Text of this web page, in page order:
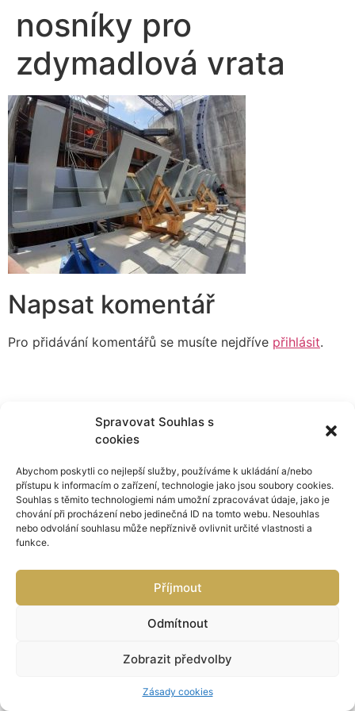
Spravovat Souhlas s
cookies
Abychom poskytli co nejlepší služby, používáme k ukládání a/nebo
přístupu k informacím o zařízení, technologie jako jsou soubory cookies.
Souhlas s těmito technologiemi nám umožní zpracovávat údaje, jako je
chování při procházení nebo jedinečná ID na tomto webu. Nesouhlas
nebo odvolání souhlasu může nepříznivě ovlivnit určité vlastnosti a
funkce.
Příjmout
Odmítnout
Zobrazit předvolby
Zásady cookies
nosníky pro
zdymadlová vrata
Napsat komentář
Pro přidávání komentářů se musíte nejdříve přihlásit.